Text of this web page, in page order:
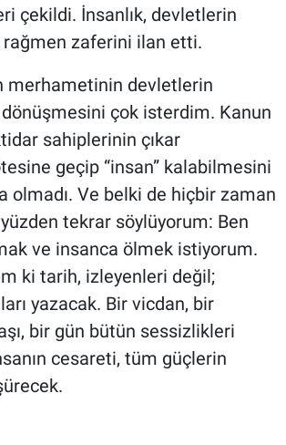
çekildi. İnsanlık, devletlerin
zaferini ilan etti.
merhametinin devletlerin
çok isterdim. Kanun
sahiplerinin çıkar
geçip “insan” kalabilmesini
olmadı. Ve belki de hiçbir zaman
tekrar söylüyorum: Ben
ve insanca ölmek istiyorum.
ki tarih, izleyenleri değil;
yazacak. Bir vicdan, bir
bir gün bütün sessizlikleri
cesareti, tüm güçlerin